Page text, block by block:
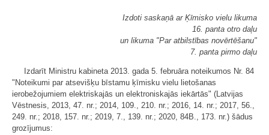
Izdoti saskaņā ar Ķīmisko vielu likuma
16. panta otro daļu
un likuma "Par atbilstības novērtēšanu"
7. panta pirmo daļu
Izdarīt Ministru kabineta 2013. gada 5. februāra noteikumos Nr. 84
"Noteikumi par atsevišķu bīstamu ķīmisku vielu lietošanas
ierobežojumiem elektriskajās un elektroniskajās iekārtās" (Latvijas
Vēstnesis, 2013, 47. nr.; 2014, 109., 210. nr.; 2016, 14. nr.; 2017, 56.,
249. nr.; 2018, 157. nr.; 2019, 7., 139. nr.; 2020, 84B., 173. nr.) šādus
grozījumus: